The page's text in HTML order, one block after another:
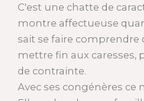
C'est une chatte de
montre affectueuse
sait se faire comprendre
mettre fin aux caresses,
de contrainte.
Avec ses congénères ce